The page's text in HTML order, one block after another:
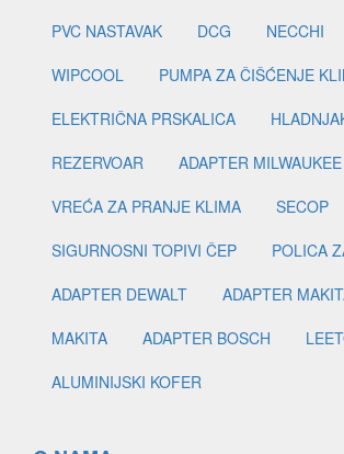
PVC NASTAVAK
DCG NECCHI
WIPCOOL
PUMPA ZA ČIŠĆENJE
ELEKTRIČNA PRSKALICA
REZERVOAR
ADAPTER MILWAUKEE
VREĆA ZA PRANJE KLIMA
SECOP
SIGURNOSNI TOPIVI ČEP
POLICA
ADAPTER DEWALT
ADAPTER
MAKITA
ADAPTER BOSCH
ALUMINIJSKI KOFER